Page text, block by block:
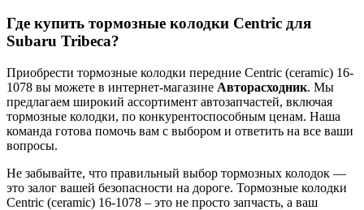
Где купить тормозные колодки Centric для
Subaru Tribeca?
Приобрести тормозные колодки передние Centric (ceramic) 16-
1078 вы можете в интернет-магазине Авторасходник. Мы
предлагаем широкий ассортимент автозапчастей, включая
тормозные колодки, по конкурентоспособным ценам. Наша
команда готова помочь вам с выбором и ответить на все ваши
вопросы.
Не забывайте, что правильный выбор тормозных колодок —
это залог вашей безопасности на дороге. Тормозные колодки
Centric (ceramic) 16-1078 – это не просто запчасть, а ваш